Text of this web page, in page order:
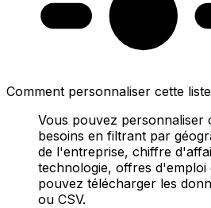
Comment personnaliser cette
Vous pouvez personnaliser
besoins en filtrant par
de l'entreprise, chiffre
technologie, offres d'emploi
pouvez télécharger les
ou CSV.